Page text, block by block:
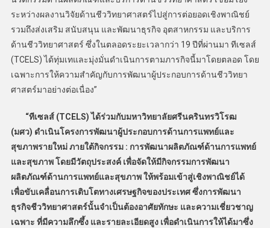
ระหว่างผลงานวิจัยด้านชีววิทยาศาสตร์ไปสู่การต่อยอดเชิงพาณิชย์
รวมถึงส่งเสริม สนับสนุน และพัฒนาธุรกิจ อุตสาหกรรม และบริการ
ด้านชีววิทยาศาสตร์ ซึ่งในตลอดระยะเวลากว่า 19 ปีที่ผ่านมา ทีเซลส์
(TCELS) ได้ทุ่มเทและมุ่งมั่นดำเนินการตามภารกิจนี้มาโดยตลอด โดย
เฉพาะการให้ความสำคัญกับการพัฒนาผู้ประกอบการด้านชีววิทยา
ศาสตร์มาอย่างต่อเนื่อง”
“ทีเซลส์ (TCELS) ได้ร่วมกับมหาวิทยาลัยศรีนครินทรวิโรฒ
(มศว) ดำเนินโครงการพัฒนาผู้ประกอบการด้านการแพทย์และ
สุขภาพรายใหม่ ภายใต้กิจกรรม : การพัฒนาผลิตภัณฑ์ด้านการแพทย์
และสุขภาพ โดยมีวัตถุประสงค์ เพื่อจัดให้มีกิจกรรมการพัฒนา
ผลิตภัณฑ์ด้านการแพทย์และสุขภาพ ให้พร้อมเข้าสู่เชิงพาณิชย์ได้
เพื่อขับเคลื่อนการเติบโตทางเศรษฐกิจของประเทศ ซึ่งการพัฒนา
ธุรกิจชีววิทยาศาสตร์นั้นจำเป็นต้องอาศัยทักษะ และความเชี่ยวชาญ
เฉพาะ ที่มีความลึกซึ้ง และรายละเอียดสูง เพื่อดำเนินการให้ได้มาซึ่ง